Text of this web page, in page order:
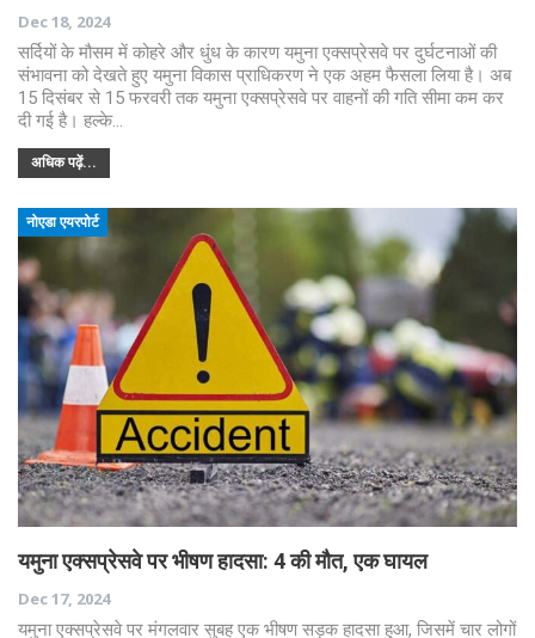
Dec 18, 2024
सर्दियों के मौसम में कोहरे और धुंध के कारण यमुना एक्सप्रेसवे पर दुर्घटनाओं की
संभावना को देखते हुए यमुना विकास प्राधिकरण ने एक अहम फैसला लिया है। अब
15 दिसंबर से 15 फरवरी तक यमुना एक्सप्रेसवे पर वाहनों की गति सीमा कम कर
दी गई है। हल्के…
अधिक पढ़ें...
नोएडा एयरपोर्ट
यमुना एक्सप्रेसवे पर भीषण हादसा: 4 की मौत, एक घायल
Dec 17, 2024
यमुना एक्सप्रेसवे पर मंगलवार सुबह एक भीषण सड़क हादसा हुआ, जिसमें चार लोगों